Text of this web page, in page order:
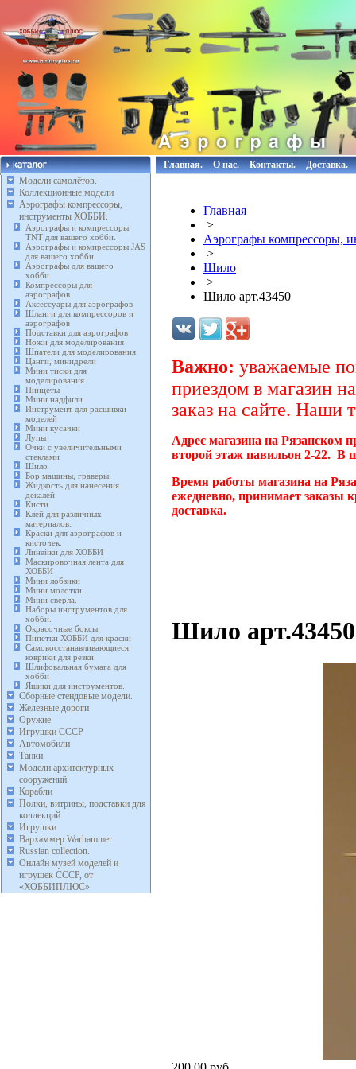
Модели самолётов.
Коллекционные модели
Аэрографы компрессоры,
инструменты ХОББИ.
Аэрографы и компрессоры
TNT для вашего хобби.
Аэрографы и компрессоры JAS
для вашего хобби.
Аэрографы для вашего
хобби
Компрессоры для
аэрографов
Аксессуары для аэрографов
Шланги для компрессоров и
аэрографов
Подставки для аэрографов
Ножи для моделирования
Шпатели для моделирования
Цанги, минидрели
Мини тиски для
моделирования
Пинцеты
Мини надфили
Инструмент для расшивки
моделей
Мини кусачки
Лупы
Очки с увеличительными
стеклами
Шило
Бор машины, граверы.
Жидкость для нанесения
декалей
Кисти.
Клей для различных
материалов.
Краски для аэрографов и
кисточек.
Линейки для ХОББИ
Маскировочная лента для
ХОББИ
Мини лобзики
Мини молотки.
Мини сверла.
Наборы инструментов для
хобби.
Окрасочные боксы.
Пипетки ХОББИ для краски
Самовосстанавливающиеся
коврики для резки.
Шлифовальная бумага для
хобби
Ящики для инструментов.
Сборные стендовые модели.
Железные дороги
Оружие
Игрушки СССР
Автомобили
Танки
Модели архитектурных
сооружений.
Корабли
Полки, витрины, подставки для
коллекций.
Игрушки
Вархаммер Warhammer
Russian collection.
Онлайн музей моделей и
игрушек СССР, от
«ХОББИПЛЮС»
Главная. О нас. Контакты. Доставка.
Главная
>
Аэрографы компрессоры,
>
Шило
>
Шило арт.43450
Важно: уважаемые
приездом в магазин
заказ на сайте. Наши
Адрес магазина на Рязанском
второй этаж павильон 2-22. В
Время работы магазина на
ежедневно, принимает заказы
доставка.
Шило арт.43450